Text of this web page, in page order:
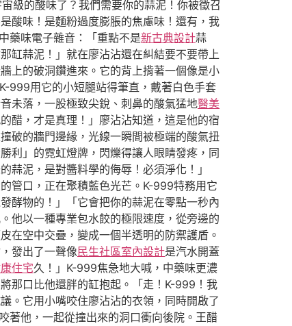
級的酸味了？我們需要你的蒜泥！你被徵召
酸味！是麵粉過度膨脹的焦慮味！還有，我
藥味電子雜音：「重點不是新古典設計蒜
缸蒜泥！」就在廖沾沾還在糾結要不要帶上
上的破洞鑽進來。它的背上揹著一個像是小
999用它的小短腿站得筆直，戴著白色手套
未落，一股極致尖銳、刺鼻的酸氣猛地醫美
醋，才是真理！」廖沾沾知道，這是他的宿
破的牆門邊緣，光線一瞬間被極端的酸氣扭
利」的霓虹燈牌，閃爍得讓人眼睛發疼，同
泥，是對醬料學的侮辱！必須淨化！」
管口，正在聚積藍色光芒。K-999特務用它
酵物的！」「它會把你的蒜泥在零點一秒內
他以一種專業包水餃的極限速度，從旁邊的
在空中交疊，變成一個半透明的防禦護盾。
發出了一聲像 民生社區室內設計是汽水開蓋
住宅久！」K-999焦急地大喊，中藥味更濃
那口比他還胖的缸抱起。「走！K-999！我
。它用小嘴咬住廖沾沾的衣領，同時開啟了
著他，一起從撞出來的洞口衝向後院。王醋